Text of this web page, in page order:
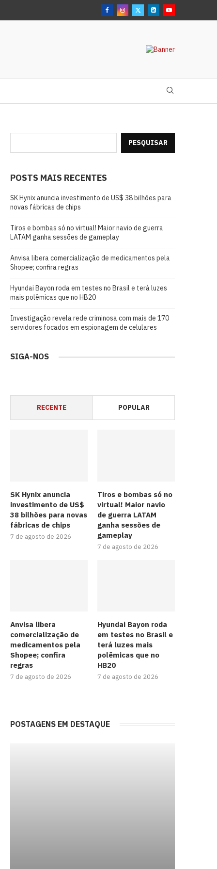
PESQUISAR
POSTS MAIS RECENTES
SK Hynix anuncia investimento de US$ 38 bilhões para
novas fábricas de chips
Tiros e bombas só no virtual! Maior navio de guerra
LATAM ganha sessões de gameplay
Anvisa libera comercialização de medicamentos pela
Shopee; confira regras
Hyundai Bayon roda em testes no Brasil e terá luzes
mais polêmicas que no HB20
Investigação revela rede criminosa com mais de 170
servidores focados em espionagem de celulares
SIGA-NOS
RECENTE POPULAR
SK Hynix anuncia
investimento de US$
38 bilhões para novas
fábricas de chips
7 de agosto de 2026
Tiros e bombas só no
virtual! Maior navio
de guerra LATAM
ganha sessões de
gameplay
7 de agosto de 2026
Anvisa libera
comercialização de
medicamentos pela
Shopee; confira
regras
7 de agosto de 2026
Hyundai Bayon roda
em testes no Brasil e
terá luzes mais
polêmicas que no
HB20
7 de agosto de 2026
POSTAGENS EM DESTAQUE